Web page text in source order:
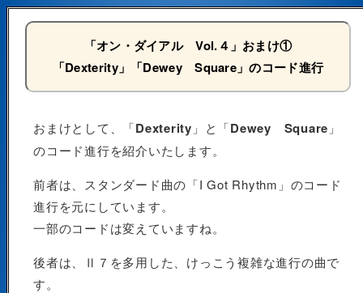
「オン・ダイアル Vol.４」おまけ①
「Dexterity」「Dewey Square」のコード進行
おまけとして、「Dexterity 」と「Dewey Square 」
のコード進行を紹介いたします。
前者は、スタンダード曲の「I Got Rhythm」のコード
進行を元にしています。
一部のコードは変えていますね。
後者は、Ⅱ７を多用した、けっこう複雑な進行の曲で
す。